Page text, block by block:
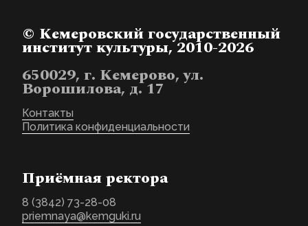
© Кемеровский государственный
институт культуры, 2010-2026
650029, г. Кемерово, ул.
Ворошилова, д. 17
Контакты
Политика конфиденциальности
Приёмная ректора
8 (3842) 73-28-08
priemnaya@kemguki.ru